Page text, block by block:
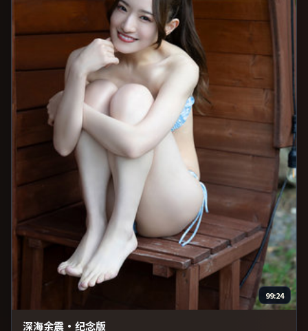
99:24
深海余震·纪念版